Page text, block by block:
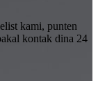
kami, punten
kontak dina 24